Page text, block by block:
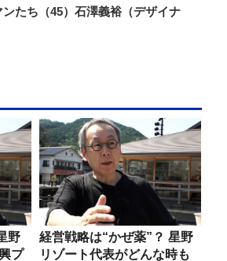
たち（45）石澤義裕（デザイナ
野
プ
経営戦略は“かぜ薬”？ 星野
リゾート代表がどんな時も